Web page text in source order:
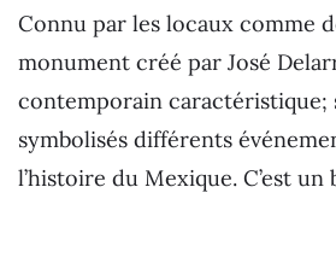
Connu par les locaux comme
monument créé par José
contemporain caractéristique;
symbolisés différents
l’histoire du Mexique. C’est un